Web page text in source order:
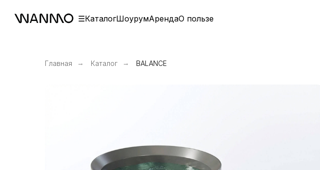
☰КаталогШоурумАрендаО пользе
Главная → Каталог → BALANCE